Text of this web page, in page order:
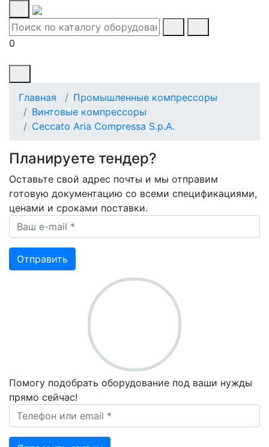
0
Главная
Промышленные компрессоры
Винтовые компрессоры
Ceccato Aria Compressa S.p.A.
Планируете тендер?
Оставьте свой адрес почты и мы отправим
готовую документацию со всеми спецификациями,
ценами и сроками поставки.
Ваш e-mail *
Отправить
Помогу подобрать оборудование под ваши нужды
прямо сейчас!
Ваш телефон *